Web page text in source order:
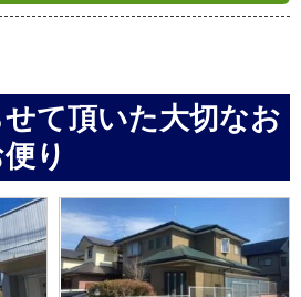
て頂いた大切なお
り